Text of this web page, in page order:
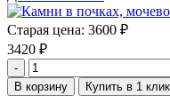
Старая цена: 3600 ₽
3420 ₽
-